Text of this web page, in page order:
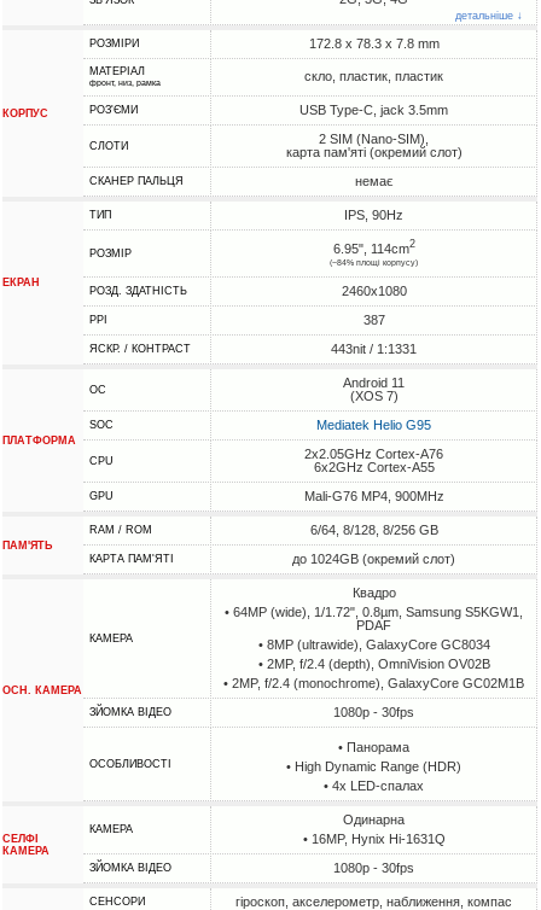
детальніше ↓
КОРПУС
РОЗМІРИ 172.8 x 78.3 x 7.8 mm
МАТЕРІАЛ
фронт, низ, рамка скло, пластик, пластик
РОЗ'ЄМИ USB Type-C, jack 3.5mm
СЛОТИ
2 SIM (Nano-SIM),
карта пам'яті (окремий слот)
СКАНЕР ПАЛЬЦЯ немає
ЕКРАН
ТИП IPS, 90Hz
РОЗМІР 6.95", 114cm2
(~84% площі корпусу)
РОЗД. ЗДАТНІСТЬ 2460x1080
PPI 387
ЯСКР. / КОНТРАСТ 443nit / 1:1331
ПЛАТФОРМА
ОС
Android 11
(XOS 7)
SOC Mediatek Helio G95
CPU
2x2.05GHz Cortex-A76
6x2GHz Cortex-A55
GPU Mali-G76 MP4, 900MHz
ПАМ'ЯТЬ
RAM / ROM 6/64, 8/128, 8/256 GB
КАРТА ПАМ'ЯТІ до 1024GB (окремий слот)
ОСН. КАМЕРА
КАМЕРА
Квадро
• 64MP (wide), 1/1.72", 0.8µm, Samsung S5KGW1,
PDAF
• 8MP (ultrawide), GalaxyCore GC8034
• 2MP, f/2.4 (depth), OmniVision OV02B
• 2MP, f/2.4 (monochrome), GalaxyCore GC02M1B
ЗЙОМКА ВІДЕО 1080p - 30fps
ОСОБЛИВОСТІ
• Панорама
• High Dynamic Range (HDR)
• 4х LED-спалах
СЕЛФІ
КАМЕРА
КАМЕРА
Одинарна
• 16MP, Hynix Hi-1631Q
ЗЙОМКА ВІДЕО 1080p - 30fps
СЕНСОРИ гіроскоп, акселерометр, наближення, компас